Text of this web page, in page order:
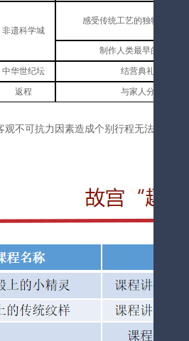
非遗科学城
感受传统工艺的独特魅力，
制作人类最早的飞行
中华世纪坛 结营典礼，颁发
返程 与家人分享探索
观不可抗力因素造成个别行程无法进行，